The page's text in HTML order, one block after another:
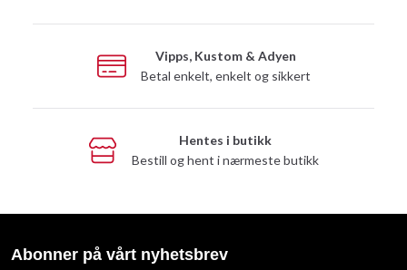
Vipps, Kustom & Adyen
Betal enkelt, enkelt og sikkert
Hentes i butikk
Bestill og hent i nærmeste butikk
Abonner på vårt nyhetsbrev